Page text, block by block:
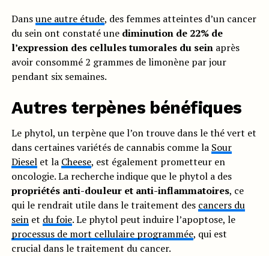
Dansune autre étude, des femmes atteintes d’un cancer
du sein ont constaté une diminution de 22% de
l’expression des cellules tumorales du seinaprès
avoir consommé 2 grammes de limonène par jour
pendant six semaines.
Autres terpènes bénéfiques
Le phytol, un terpène que l’on trouve dans le thé vert et
dans certaines variétés de cannabis comme la Sour
Dieselet la Cheese, est également prometteur en
oncologie. La recherche indique que le phytol a des
propriétés anti-douleur et anti-inflammatoires, ce
qui le rendrait utile dans le traitement des cancers du
seinet du foie. Le phytol peut induire l’apoptose, le
processus de mort cellulaire programmée, qui est
crucial dans le traitement du cancer.